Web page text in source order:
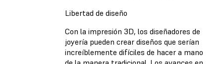
Libertad de diseño
Con la impresión 3D, los diseñadores de
joyería pueden crear diseños que serían
increíblemente difíciles de hacer a mano